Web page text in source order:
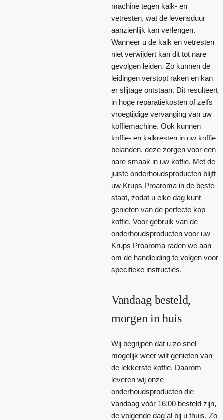
machine tegen kalk- en
vetresten, wat de levensduur
aanzienlijk kan verlengen.
Wanneer u de kalk en vetresten
niet verwijdert kan dit tot nare
gevolgen leiden. Zo kunnen de
leidingen verstopt raken en kan
er slijtage ontstaan. Dit resulteert
in hoge reparatiekosten of zelfs
vroegtijdige vervanging van uw
koffiemachine. Ook kunnen
koffie- en kalkresten in uw koffie
belanden, deze zorgen voor een
nare smaak in uw koffie. Met de
juiste onderhoudsproducten blijft
uw Krups Proaroma in de beste
staat, zodat u elke dag kunt
genieten van de perfecte kop
koffie. Voor gebruik van de
onderhoudsproducten voor uw
Krups Proaroma raden we aan
om de handleiding te volgen voor
specifieke instructies.
Vandaag besteld,
morgen in huis
Wij begrijpen dat u zo snel
mogelijk weer wilt genieten van
de lekkerste koffie. Daarom
leveren wij onze
onderhoudsproducten die
vandaag vóór 16:00 besteld zijn,
de volgende dag al bij u thuis. Zo